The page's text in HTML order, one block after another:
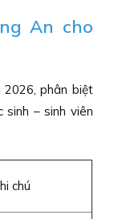
An cho
phân biệt
– sinh viên
chú